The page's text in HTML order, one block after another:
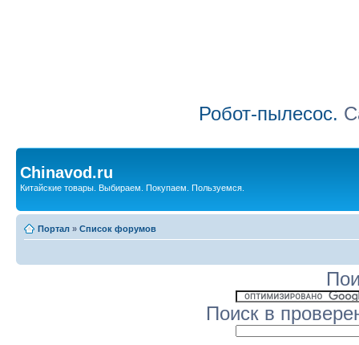
Робот-пылесос.
Chinavod.ru
Китайские товары. Выбираем. Покупаем. Пользуемся.
Портал » Список форумов
Поиск в